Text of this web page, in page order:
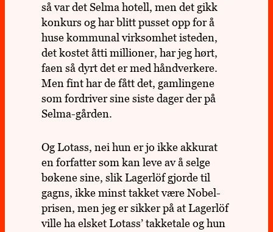
så var det Selma hotell, men det gikk
kon­kurs og har blitt pusset opp for å
huse kom­mu­nal virk­som­het iste­den,
det kostet åtti mil­lio­ner, har jeg hørt,
faen så dyrt det er med hånd­ver­kere.
Men fint har de fått det, gam­lin­gene
som for­dri­ver sine siste dager der på
Selma-gården.
Og Lotass, nei hun er jo ikke akku­rat
en for­fat­ter som kan leve av å selge
bøkene sine, slik Lager­löf gjorde til
gagns, ikke minst takket være Nobel­
pri­sen, men jeg er sikker på at Lager­löf
ville ha elsket Lotass’ takke­tale og hun